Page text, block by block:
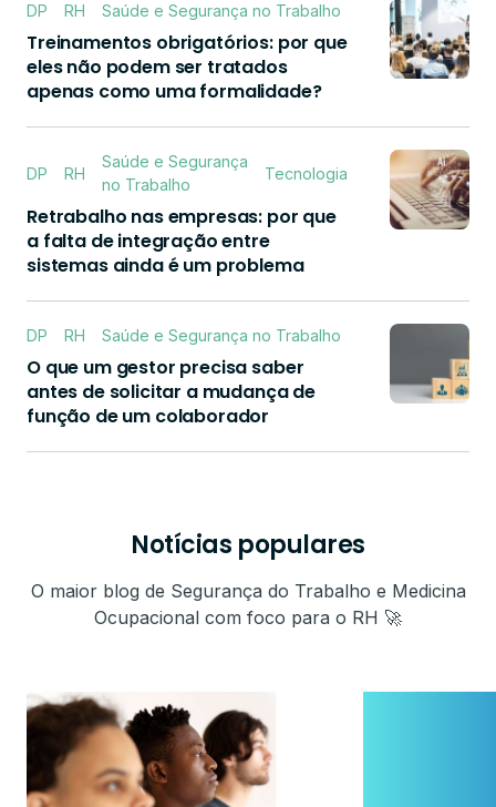
DP RH Saúde e Segurança no Trabalho
Treinamentos obrigatórios: por que
eles não podem ser tratados
apenas como uma formalidade?
DP RH
Saúde e Segurança
no Trabalho
Tecnologia
Retrabalho nas empresas: por que
a falta de integração entre
sistemas ainda é um problema
DP RH Saúde e Segurança no Trabalho
O que um gestor precisa saber
antes de solicitar a mudança de
função de um colaborador
Notícias populares
O maior blog de Segurança do Trabalho e Medicina
Ocupacional com foco para o RH 🚀